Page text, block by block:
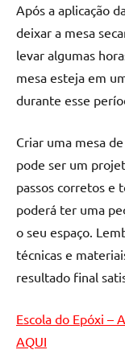
as
melhores
práticas
e
tendências
criar
de
resinada
de
alta
qualidade,
como
River
Tables
Após a aplicação
deixar a mesa
levar algumas
mesa esteja em
durante esse
Criar uma mesa
pode ser um
passos corretos e
poderá ter uma
o seu espaço.
técnicas e
resultado final
Escola do Epóxi –
AQUI